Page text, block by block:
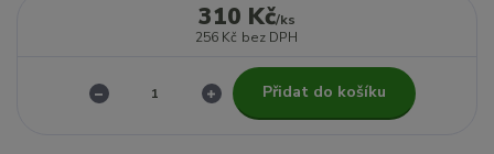
310 Kč/ks
256 Kč bez DPH
Přidat do košíku